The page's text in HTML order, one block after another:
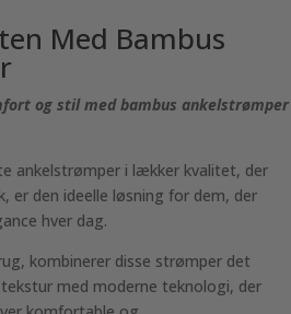
Med Bambus
og stil med bambus ankelstrømper
ankelstrømper i lækker kvalitet, der
er den ideelle løsning for dem, der
hver dag.
kombinerer disse strømper det
med moderne teknologi, der